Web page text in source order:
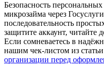
Безопасность
микрозайма через
последовательность
защитите аккаунт, читайте
Если сомневаетесь в
нашим чек-листом из статьи
организации перед